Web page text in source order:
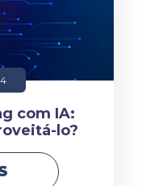
com IA:
lo?